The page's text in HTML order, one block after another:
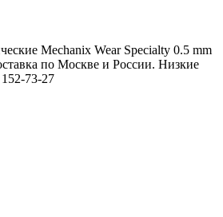
Mechanix Wear Specialty 0.5 mm
по Москве и России. Низкие
73-27